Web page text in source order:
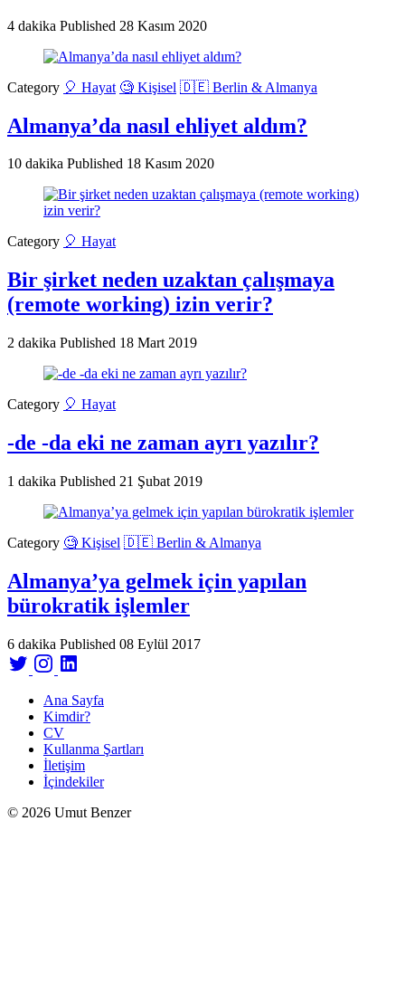
4 dakika Published 28 Kasım 2020
Category 🎈 Hayat 🧐 Kişisel 🇩🇪 Berlin & Almanya
Almanya’da nasıl ehliyet aldım?
10 dakika Published 18 Kasım 2020
Category 🎈 Hayat
Bir şirket neden uzaktan çalışmaya
(remote working) izin verir?
2 dakika Published 18 Mart 2019
Category 🎈 Hayat
-de -da eki ne zaman ayrı yazılır?
1 dakika Published 21 Şubat 2019
Category 🧐 Kişisel 🇩🇪 Berlin & Almanya
Almanya’ya gelmek için yapılan
bürokratik işlemler
6 dakika Published 08 Eylül 2017
Ana Sayfa
Kimdir?
CV
Kullanma Şartları
İletişim
İçindekiler
© 2026 Umut Benzer